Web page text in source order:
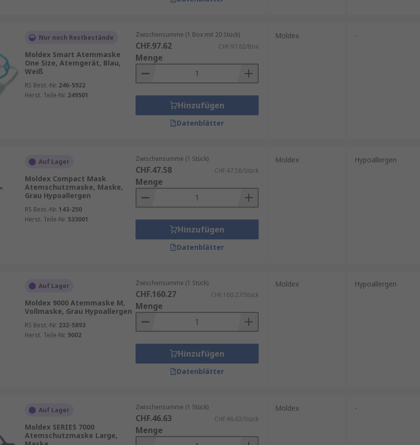
Nur noch Restbestände
Moldex Smart Atemmaske
One Size, Atemgerät, Blau,
Weiß
RS Best.-Nr. 246-5922
Herst. Teile-Nr. 249501
Zwischensumme (1 Box mit 20 Stück)
CHF.97.62 CHF.97.62/Box
Menge
Hinzufügen
Datenblätter
Moldex -
Auf Lager
Moldex Compact Mask
Atemschutzmaske, Maske,
Grau Hypoallergen
RS Best.-Nr. 143-250
Herst. Teile-Nr. 533001
Zwischensumme (1 Stück)
CHF.47.58 CHF.47.58/Stück
Menge
Hinzufügen
Datenblätter
Moldex Hypoallergen
Auf Lager
Moldex 9000 Atemmaske M,
Vollmaske, Grau Hypoallergen
RS Best.-Nr. 232-5893
Herst. Teile-Nr. 9002
Zwischensumme (1 Stück)
CHF.160.27 CHF.160.27/Stück
Menge
Hinzufügen
Datenblätter
Moldex Hypoallergen
Auf Lager
Moldex SERIES 7000
Atemschutzmaske Large,
Zwischensumme (1 Stück)
CHF.46.63 CHF.46.63/Stück
Menge
Moldex -